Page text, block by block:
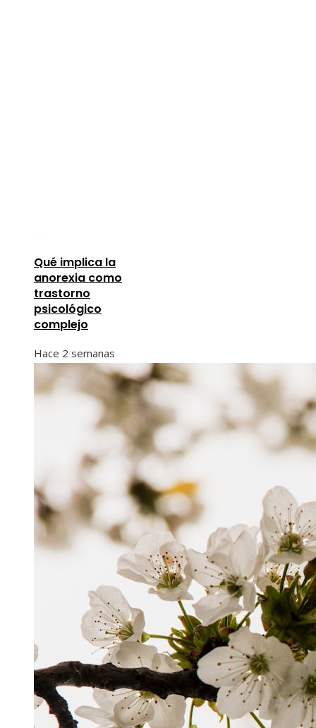
Qué implica la
anorexia como
trastorno
psicológico
complejo
Hace 2 semanas